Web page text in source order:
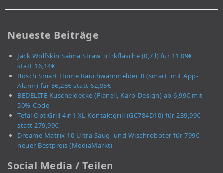
Neueste Beiträge
Jack Wolfskin Saima Straw Trinkflasche (0,7 l) für 11,09€
statt 16,14€
Bosch Smart Home Rauchwarnmelder II (smart, mit App-
Alarm) für 56,28€ statt 62,95€
BEDELITE Kuscheldecke (Flanell, Karo-Design) ab 6,99€ mit
50%-Code
Tefal OptiGrill 4in1 XL Kontaktgrill (GC784D10) für 239,99€
statt 279,99€
Dreame Matrix 10 Ultra Saug- und Wischroboter für 799€ –
neuer Bestpreis (MediaMarkt)
Social Media / Teilen